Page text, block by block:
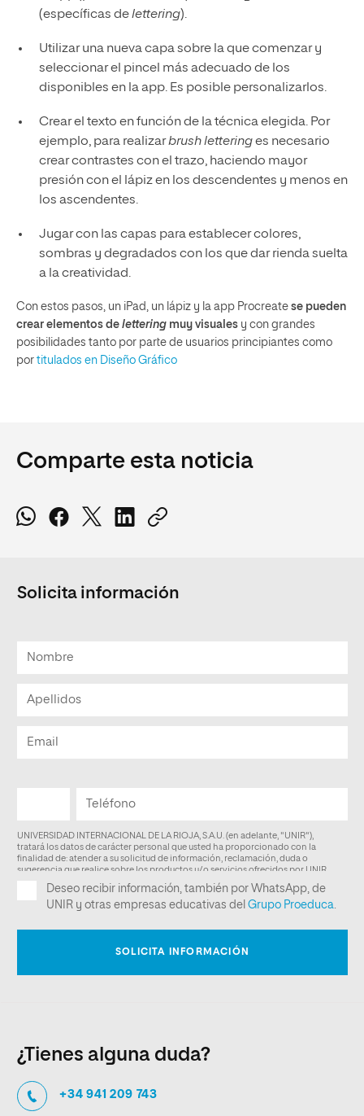
(específicas delettering).
Utilizar una nueva capa sobre la que comenzar y
seleccionar el pincel más adecuado de los
disponibles en la app. Es posible personalizarlos.
Crear el texto en función de la técnica elegida. Por
ejemplo, para realizarbrush letteringes necesario
crear contrastes con el trazo, haciendo mayor
presión con el lápiz en los descendentes y menos en
los ascendentes.
Jugar con las capas para establecer colores,
sombras y degradados con los que dar rienda suelta
a la creatividad.
Con estos pasos, un iPad, un lápiz y la app Procreate se pueden
crear elementos de lettering muy visuales y con grandes
posibilidades tanto por parte de usuarios principiantes como
por titulados en Diseño Gráfico
Comparte esta noticia
Solicita información
¿Tienes alguna duda?
+34 941 209 743